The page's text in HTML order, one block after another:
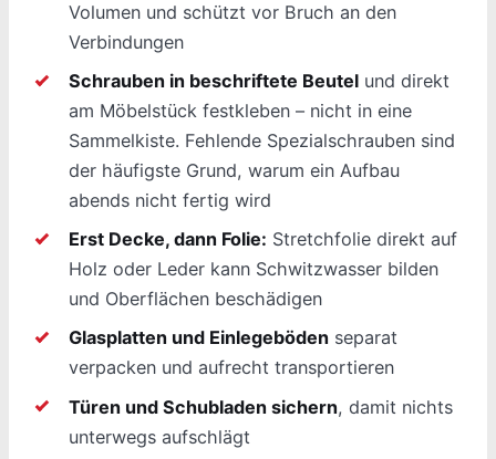
Volumen und schützt vor Bruch an den
Verbindungen
Schrauben in beschriftete Beutelund direkt
am Möbelstück festkleben – nicht in eine
Sammelkiste. Fehlende Spezialschrauben sind
der häufigste Grund, warum ein Aufbau
abends nicht fertig wird
Erst Decke, dann Folie: Stretchfolie direkt auf
Holz oder Leder kann Schwitzwasser bilden
und Oberflächen beschädigen
Glasplatten und Einlegebödenseparat
verpacken und aufrecht transportieren
Türen und Schubladen sichern, damit nichts
unterwegs aufschlägt